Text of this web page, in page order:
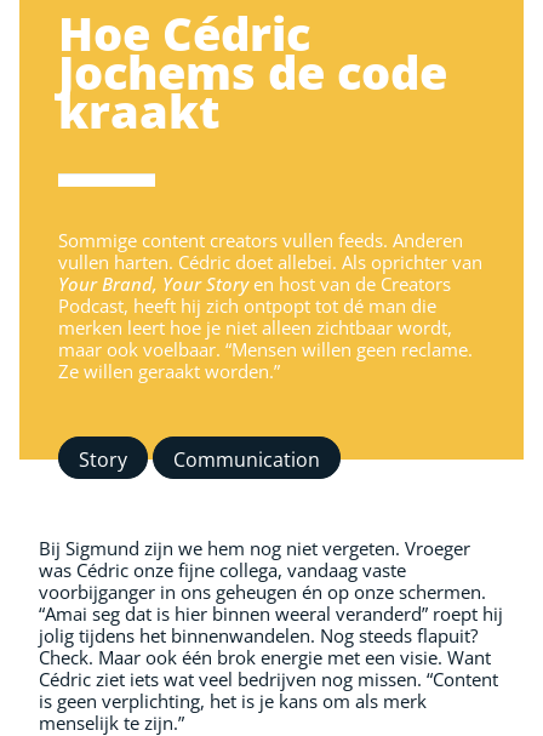
Hoe Cédric
Jochems de code
kraakt
Sommige content creators vullen feeds. Anderen
vullen harten. Cédric doet allebei. Als oprichter van
Your Brand, Your Storyen host van de Creators
Podcast, heeft hij zich ontpopt tot dé man die
merken leert hoe je niet alleen zichtbaar wordt,
maar ook voelbaar. “Mensen willen geen reclame.
Ze willen geraakt worden.”
Story Communication
Bij Sigmund zijn we hem nog niet vergeten. Vroeger
was Cédric onze fijne collega, vandaag vaste
voorbijganger in ons geheugen én op onze schermen.
“Amai seg dat is hier binnen weeral veranderd” roept hij
jolig tijdens het binnenwandelen. Nog steeds flapuit?
Check. Maar ook één brok energie met een visie. Want
Cédric ziet iets wat veel bedrijven nog missen. “Content
is geen verplichting, het is je kans om als merk
menselijk te zijn.”